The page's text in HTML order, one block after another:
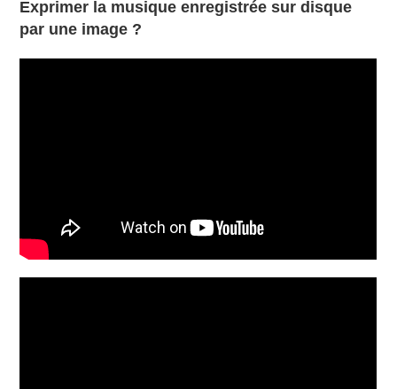
Exprimer la musique enregistrée sur disque
par une image ?